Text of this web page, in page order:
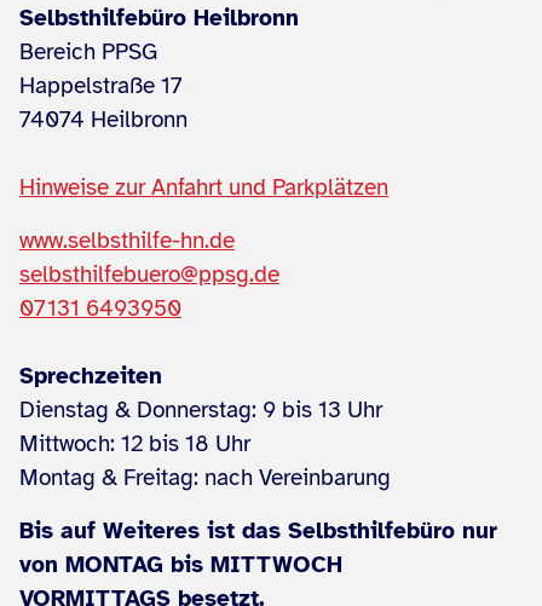
Selbsthilfebüro Heilbronn
Bereich PPSG
Happelstraße 17
74074 Heilbronn
Hinweise zur Anfahrt und Parkplätzen
www.selbsthilfe-hn.de
selbsthilfebuero@ppsg.de
07131 6493950
Sprechzeiten
Dienstag & Donnerstag: 9 bis 13 Uhr
Mittwoch: 12 bis 18 Uhr
Montag & Freitag: nach Vereinbarung
Bis auf Weiteres ist das Selbsthilfebüro nur
von MONTAG bis MITTWOCH
VORMITTAGS besetzt.